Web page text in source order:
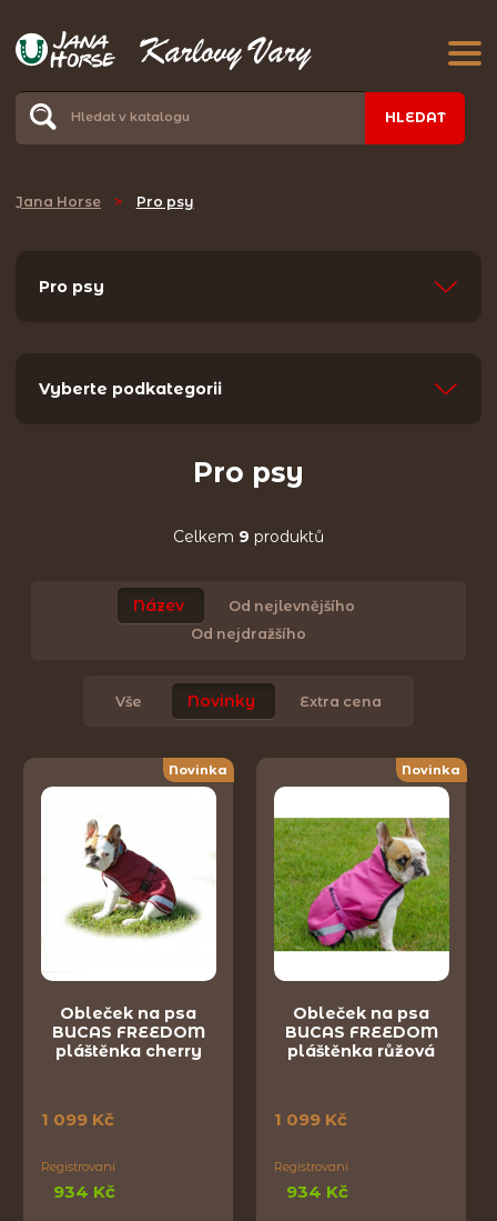
HLEDAT
Jana Horse > Pro psy
Pro psy
Vyberte podkategorii
Pro psy
Celkem 9 produktů
Název
Od nejlevnějšího
Od nejdražšího
Vše Novinky Extra cena
Novinka
Obleček na psa
BUCAS FREEDOM
pláštěnka cherry
1 099 Kč
Registrovaní
934 Kč
Novinka
Obleček na psa
BUCAS FREEDOM
pláštěnka růžová
1 099 Kč
Registrovaní
934 Kč